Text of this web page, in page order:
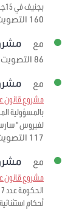
بجنيف في 15جوان 2006
160 التصويت
مع مشروع
86 التصويت
مع مشروع
مشروع قانون عدد
بالمسؤولية
لفيروس " سارس – كوف - 2 " وجبر
117 التصويت
مع مشروع
مشروع قانون عدد
أحكام